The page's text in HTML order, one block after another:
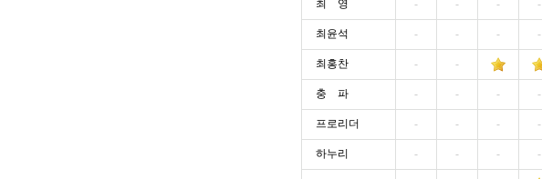
최 영 - - - -
최윤석 - - - -
최홍찬 - -
충 파 - - - -
프로리더 - - - -
하누리 - - - -